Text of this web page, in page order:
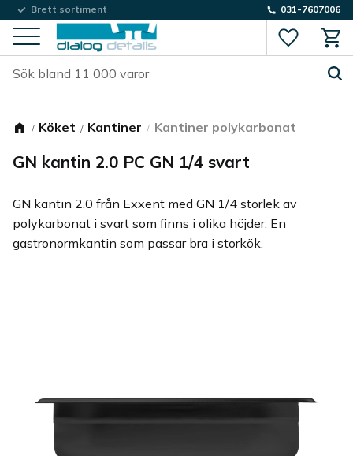
Meny
Brett sortiment 031-7607006
Köket Kantiner Kantiner polykarbonat
GN kantin 2.0 PC GN 1/4 svart
GN kantin 2.0 från Exxent med GN 1/4 storlek av
polykarbonat i svart som finns i olika höjder. En
gastronormkantin som passar bra i storkök.